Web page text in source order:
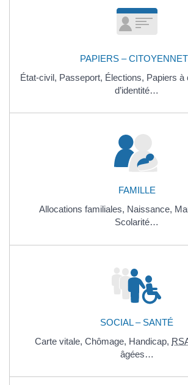
PAPIERS –
État-civil, Passeport, Élections, Papiers à
d’identité…
FAMILLE
Allocations familiales, Naissance,
Scolarité…
SOCIAL – SANTÉ
Carte vitale, Chômage, Handicap,
âgées…